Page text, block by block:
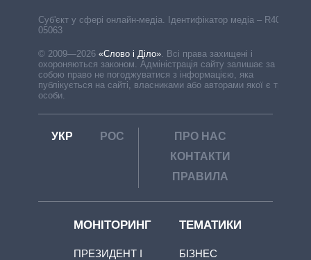
Cуб'єкт у сфері онлайн-медіа. Ідентифікатор медіа – R40-
05063
© 2009—2026 «Слово і Діло»
Всі права захищені і
охороняються законом. Адміністрація сайту залишає за
собою право не погоджуватися з інформацією, яка
публікується на сайті, власниками або авторами якої є треті
особи.
УКР РОС
ПРО НАС
КОНТАКТИ
ПРАВИЛА
МОНІТОРИНГ
ПРЕЗИДЕНТ І
ТЕМАТИКИ
БІЗНЕС